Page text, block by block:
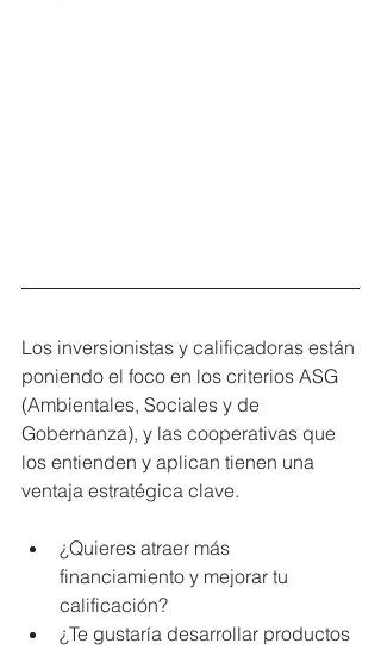
Los inversionistas y calificadoras están
poniendo el foco en los criterios ASG
(Ambientales, Sociales y de
Gobernanza), y las cooperativas que
los entienden y aplican tienen una
ventaja estratégica clave.
¿Quieres atraer más
financiamiento y mejorar tu
calificación?
¿Te gustaría desarrollar productos